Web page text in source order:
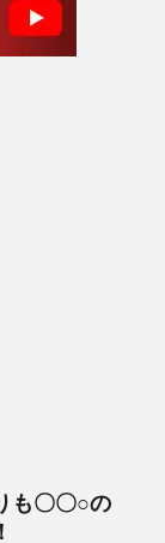
も〇〇○の